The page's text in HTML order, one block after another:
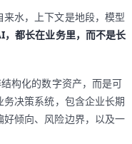
水，上下文是地段，模型
，都长在业务里，而不是长
构化的数字资产，而是可
决策系统，包含企业长期
倾向、风险边界，以及一